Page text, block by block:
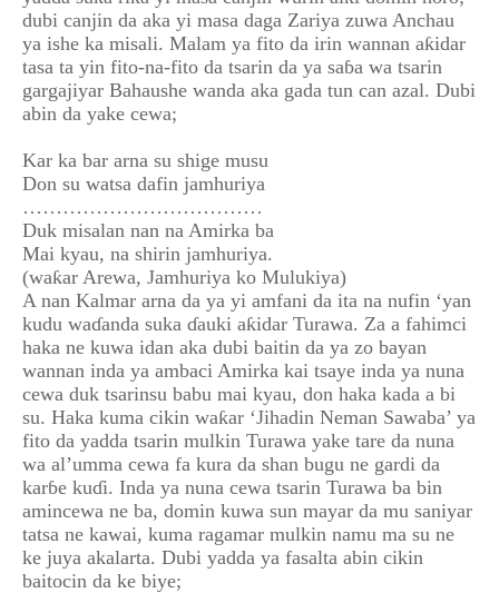
dubi canjin da aka yi masa daga Zariya zuwa Anchau
ya ishe ka misali. Malam ya fito da irin wannan aƙidar
tasa ta yin fito-na-fito da tsarin da ya saɓa wa tsarin
gargajiyar Bahaushe wanda aka gada tun can azal. Dubi
abin da yake cewa;
Kar ka bar arna su shige musu
Don su watsa dafin jamhuriya
………………………………
Duk misalan nan na Amirka ba
Mai kyau, na shirin jamhuriya.
(waƙar Arewa, Jamhuriya ko Mulukiya)
A nan Kalmar arna da ya yi amfani da ita na nufin ‘yan
kudu waɗanda suka ɗauki aƙidar Turawa. Za a fahimci
haka ne kuwa idan aka dubi baitin da ya zo bayan
wannan inda ya ambaci Amirka kai tsaye inda ya nuna
cewa duk tsarinsu babu mai kyau, don haka kada a bi
su. Haka kuma cikin waƙar ‘Jihadin Neman Sawaba’ ya
fito da yadda tsarin mulkin Turawa yake tare da nuna
wa al’umma cewa fa kura da shan bugu ne gardi da
karɓe kuɗi. Inda ya nuna cewa tsarin Turawa ba bin
amincewa ne ba, domin kuwa sun mayar da mu saniyar
tatsa ne kawai, kuma ragamar mulkin namu ma su ne
ke juya akalarta. Dubi yadda ya fasalta abin cikin
baitocin da ke biye;